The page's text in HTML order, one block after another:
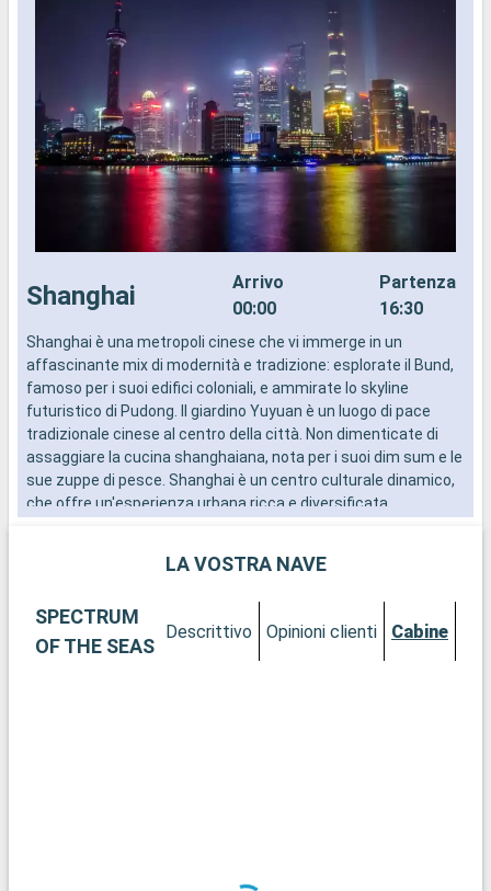
Shanghai
Arrivo
00:00
Partenza
16:30
Shanghai è una metropoli cinese che vi immerge in un
affascinante mix di modernità e tradizione: esplorate il Bund,
famoso per i suoi edifici coloniali, e ammirate lo skyline
futuristico di Pudong. Il giardino Yuyuan è un luogo di pace
tradizionale cinese al centro della città. Non dimenticate di
assaggiare la cucina shanghaiana, nota per i suoi dim sum e le
sue zuppe di pesce. Shanghai è un centro culturale dinamico,
che offre un'esperienza urbana ricca e diversificata.
LA VOSTRA NAVE
SPECTRUM
OF THE SEAS
Descrittivo Opinioni clienti Cabine